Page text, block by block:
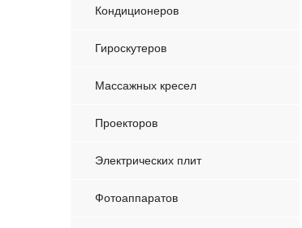
Кондиционеров
Гироскутеров
Массажных кресел
Проекторов
Электрических плит
Фотоаппаратов